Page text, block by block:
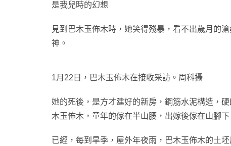
是我兒時的幻想
見到巴木玉佈木時，她笑得殘暴，看不出歲月的
神。
1月22日，巴木玉佈木在接收采訪。周科攝
她的死後，是方才建好的新房，鋼筋水泥構造，
木玉佈木，童年的傢在半山腰，出嫁後傢在山腳
已經，每到旱季，屋外年夜雨，巴木玉佈木的土